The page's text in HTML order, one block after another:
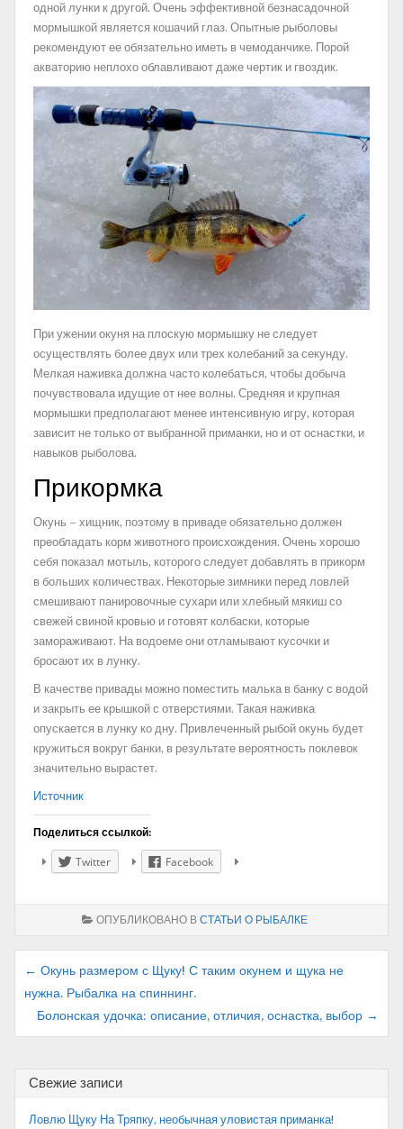
одной лунки к другой. Очень эффективной безнасадочной
мормышкой является кошачий глаз. Опытные рыболовы
рекомендуют ее обязательно иметь в чемоданчике. Порой
акваторию неплохо облавливают даже чертик и гвоздик.
При ужении окуня на плоскую мормышку не следует
осуществлять более двух или трех колебаний за секунду.
Мелкая наживка должна часто колебаться, чтобы добыча
почувствовала идущие от нее волны. Средняя и крупная
мормышки предполагают менее интенсивную игру, которая
зависит не только от выбранной приманки, но и от оснастки, и
навыков рыболова.
Прикормка
Окунь – хищник, поэтому в приваде обязательно должен
преобладать корм животного происхождения. Очень хорошо
себя показал мотыль, которого следует добавлять в прикорм
в больших количествах. Некоторые зимники перед ловлей
смешивают панировочные сухари или хлебный мякиш со
свежей свиной кровью и готовят колбаски, которые
замораживают. На водоеме они отламывают кусочки и
бросают их в лунку.
В качестве привады можно поместить малька в банку с водой
и закрыть ее крышкой с отверстиями. Такая наживка
опускается в лунку ко дну. Привлеченный рыбой окунь будет
кружиться вокруг банки, в результате вероятность поклевок
значительно вырастет.
Источник
Поделиться ссылкой:
Twitter Facebook
ОПУБЛИКОВАНО В СТАТЬИ О РЫБАЛКЕ
Навигация
по
записям
← Окунь размером с Щуку! С таким окунем и щука не
нужна. Рыбалка на спиннинг.
Болонская удочка: описание, отличия, оснастка, выбор →
Свежие записи
Ловлю Щуку На Тряпку, необычная уловистая приманка!